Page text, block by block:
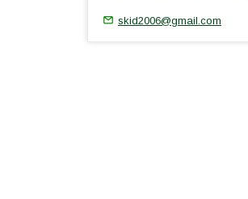
skid2006@gmail.com